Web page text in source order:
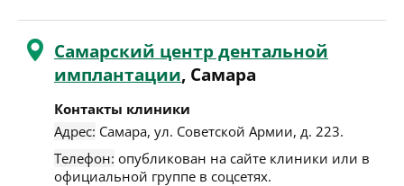
Самарский центр дентальной
имплантации, Самара
Контакты клиники
Адрес: Самара, ул. Советской Армии, д. 223.
Телефон: опубликован на сайте клиники или в
официальной группе в соцсетях.